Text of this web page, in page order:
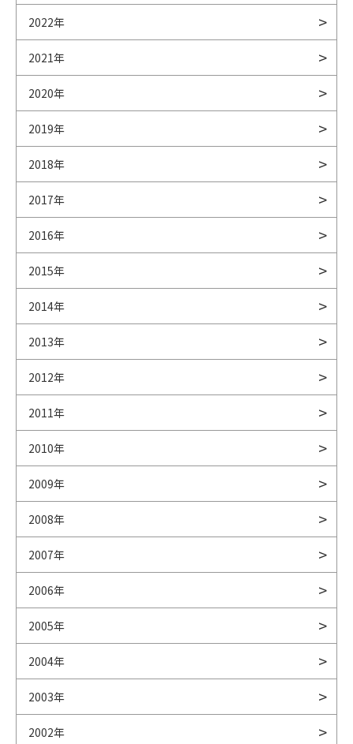
2022年
2021年
2020年
2019年
2018年
2017年
2016年
2015年
2014年
2013年
2012年
2011年
2010年
2009年
2008年
2007年
2006年
2005年
2004年
2003年
2002年